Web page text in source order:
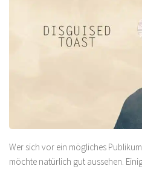
Wer sich vor ein mögliches
möchte natürlich gut aussehen.